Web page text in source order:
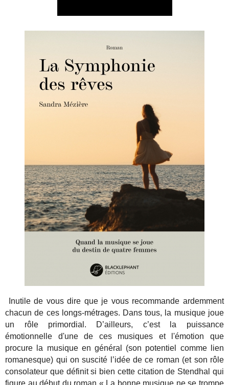
Inutile de vous dire que je vous recommande ardemment
chacun de ces longs-métrages. Dans tous, la musique joue
un rôle primordial. D’ailleurs, c’est la puissance
émotionnelle d'une de ces musiques et l'émotion que
procure la musique en général (son potentiel comme lien
romanesque) qui on suscité l’idée de ce roman (et son rôle
consolateur que définit si bien cette citation de Stendhal qui
figure au début du roman « La bonne musique ne se trompe